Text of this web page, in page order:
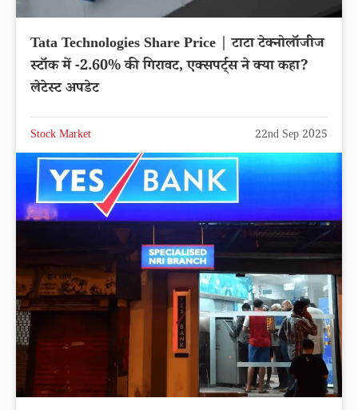
Tata Technologies Share Price | टाटा टेक्नोलॉजीज
स्टॉक में -2.60% की गिरावट, एक्सपर्ट्स ने क्या कहा?
लेटेस्ट अपडेट
Stock Market 22nd Sep 2025